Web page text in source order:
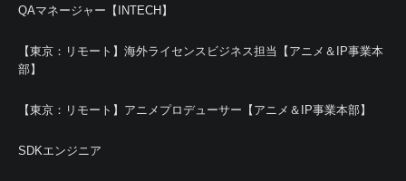
QAマネージャー【INTECH】
【東京：リモート】海外ライセンスビジネス担当【アニメ＆IP事業本
部】
【東京：リモート】アニメプロデューサー【アニメ＆IP事業本部】
SDKエンジニア